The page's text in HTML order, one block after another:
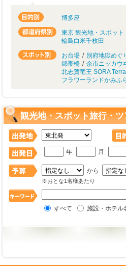
博多座
東京 観光地・スポット
輪島白米千枚田
お台場 / 別府地獄めぐ
錦帯橋 / 余市ニッカウ
北志賀竜王 SORA
フラワーランドかみふ
観光地・スポット旅行・
年 月
から
※おとな1名様あたり
すべて 施設・ホテル